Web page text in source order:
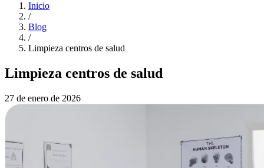
Inicio
/
Blog
/
Limpieza centros de salud
Limpieza centros de salud
27 de enero de 2026